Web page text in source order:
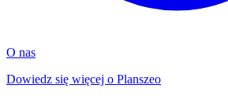
O nas
Dowiedz się więcej o Planszeo